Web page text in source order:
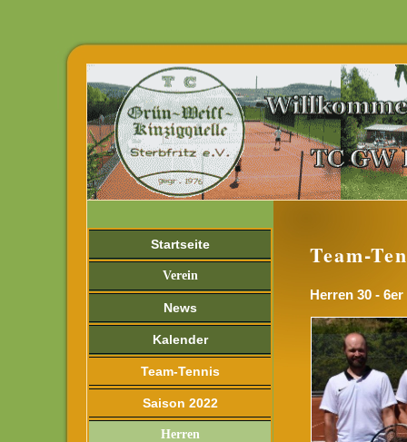
Startseite
Verein
News
Kalender
Team-Tennis
Saison 2022
Herren
Team-
Herren 30 -